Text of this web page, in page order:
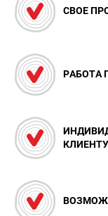
СВОЕ
РАБОТА
КЛИЕНТУ